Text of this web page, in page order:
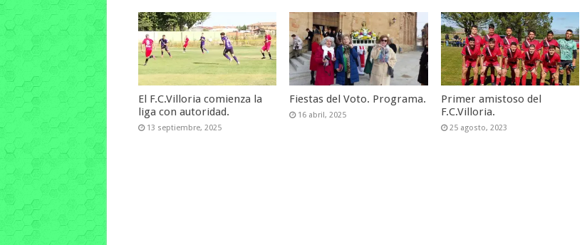
El F.C.Villoria comienza la
liga con autoridad.
13 septiembre, 2025
Fiestas del Voto. Programa.
16 abril, 2025
Primer amistoso del
F.C.Villoria.
25 agosto, 2023